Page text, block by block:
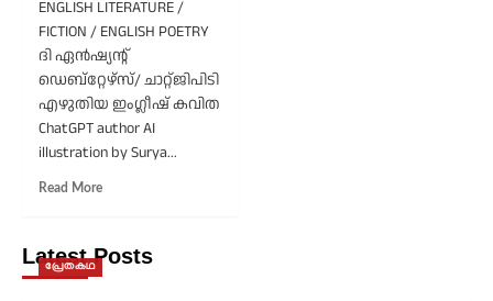
ENGLISH LITERATURE /
FICTION / ENGLISH POETRY
ദി ഏൻഷ്യന്റ്
ഡെബ്റ്റേഴ്സ്/ ചാറ്റ്ജിപിടി
എഴുതിയ ഇംഗ്ലീഷ് കവിത
ChatGPT author AI
illustration by Surya...
Read MoreRead
The
Ancient
Latest Posts
പ്രേതകഥ